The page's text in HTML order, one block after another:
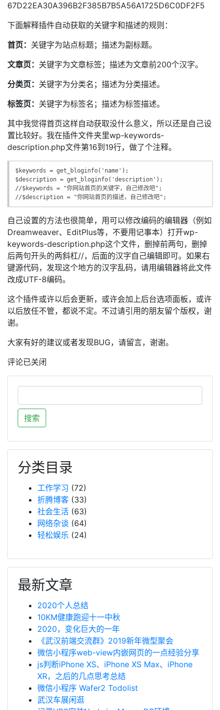
67D22EA30A396B2F385B7B5A56A1725D6C0DF2F5
下面解释插件自动获取的关键字和描述的规则：
首页： 关键字为站点标题；描述为副标题。
文章页： 关键字为文章标签；描述为文章前200个汉字。
分类页： 关键字为分类名；描述为分类描述。
标签页： 关键字为标签名；描述为标签描述。
其中我觉得首页这样自动获取没什么意义，所以还是自己设
置比较好。我在插件文件夹里wp-keywords-
description.php文件第16到19行，做了个注释。
$keywords = get_bloginfo('name');
$description = get_bloginfo('description');
//$keywords = "你网站首页的关键字，自己修改吧";
//$description = "你网站首页的描述，自己修改吧";
自己设置的方法也很简单，用可以修改编码的编辑器（例如
Dreamweaver、EditPlus等，不要用记事本）打开wp-
keywords-description.php这个文件，删掉前两句，删掉
后两句开头的两斜杠//，后面的汉字自己编辑即可。如果右
键源代码，发现这个地方的汉字乱码，请用编辑器将此文件
改成UTF-8编码。
这个插件或许以后会更新，或许会加上后台选项面板，或许
以后放任不管，都说不定。不过请引用的朋友留个版权，谢
谢。
大家有好的建议或者发现BUG，请留言，谢谢。
评论已关闭
分类目录
工作学习 (72)
折腾博客 (33)
社会生活 (63)
网络杂谈 (64)
轻松娱乐 (24)
最新文章
2020个人总结
10KM健康跑迎十一中秋
2020，变化巨大的一年
《武汉前端交流群》2019新年微型聚会
微信小程序web-view内嵌网页的一点经验分享
js判断iPhone XS、iPhone XS Max、iPhone
XR，之后的几点思考总结
微信小程序 Wafer2 Todolist
武汉车展闲逛